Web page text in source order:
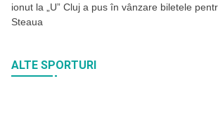
ionut la
„U” Cluj a pus în vânzare biletele
Steaua
ALTE SPORTURI